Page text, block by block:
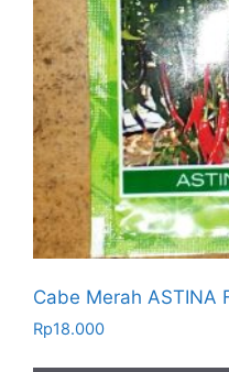
Cabe Merah ASTINA
Rp18.000